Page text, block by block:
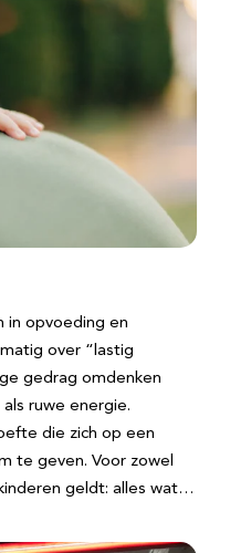
in opvoeding en
over “lastig
gedrag omdenken
ruwe energie.
die zich op een
te geven. Voor zowel
geldt: alles wat…